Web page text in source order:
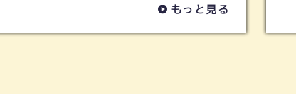
もっと見る